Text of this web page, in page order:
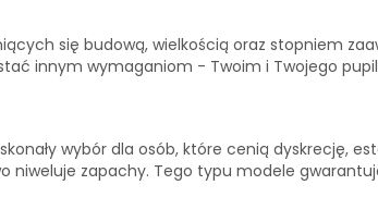
się budową, wielkością oraz stopniem
innym wymaganiom - Twoim i Twojego
wybór dla osób, które cenią dyskrecję,
niweluje zapachy. Tego typu modele